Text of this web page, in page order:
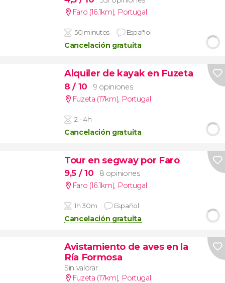
Faro (16.1km), Portugal
50 minutos Español
Cancelación gratuita
Alquiler de kayak en Fuzeta
8/ 10
9 opiniones
Fuzeta (17km), Portugal
2 - 4h
Cancelación gratuita
Tour en segway por Faro
9,5 / 10
8 opiniones
Faro (16.1km), Portugal
1h 30m Español
Cancelación gratuita
Avistamiento de aves en la
Ría Formosa
Sin valorar
Fuzeta (17km), Portugal